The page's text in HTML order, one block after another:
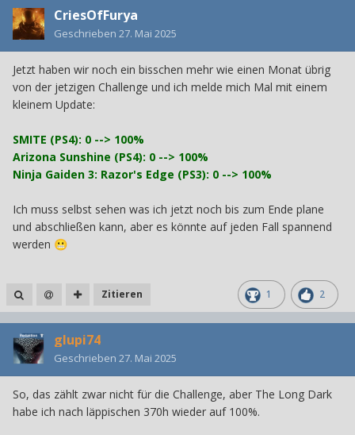
CriesOfFurya
Geschrieben 27. Mai 2025
Jetzt haben wir noch ein bisschen mehr wie einen Monat übrig
von der jetzigen Challenge und ich melde mich Mal mit einem
kleinem Update:
SMITE (PS4): 0 --> 100%
Arizona Sunshine (PS4): 0 --> 100%
Ninja Gaiden 3: Razor's Edge (PS3): 0 --> 100%
Ich muss selbst sehen was ich jetzt noch bis zum Ende plane
und abschließen kann, aber es könnte auf jeden Fall spannend
werden 😬
1 2
Zitieren
glupi74
Geschrieben 27. Mai 2025
So, das zählt zwar nicht für die Challenge, aber The Long Dark
habe ich nach läppischen 370h wieder auf 100%.